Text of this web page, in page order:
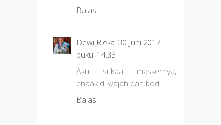
Balas
Dewi Rieka 30 Juni 2017
pukul 14.33
Aku sukaa maskernya,
enaak di wajah dan bodi..
Balas